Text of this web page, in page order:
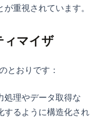
重視されています。
ィマイザ
とおりです：
処理やデータ取得な
するように構造化され